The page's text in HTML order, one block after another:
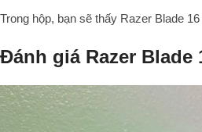
Trong hộp, bạn sẽ thấy Razer Blade
Đánh giá Razer